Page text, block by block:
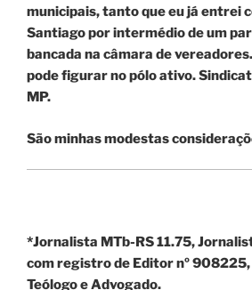
municipais, tanto que eu já entrei
Santiago por intermédio de um
bancada na câmara de
pode figurar no pólo ativo.
MP.
São minhas modestas
*Jornalista MTb-RS 11.75,
com registro de Editor nº 908225,
Teólogo e Advogado.